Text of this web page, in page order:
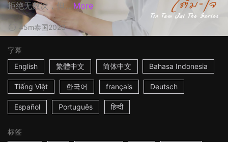
拒绝无数次，但... More
45m泰国2023
字幕
English
繁體中文 简体中文 Bahasa Indonesia
Tiếng Việt 한국어 français Deutsch
Español Português हिन्दी
标签